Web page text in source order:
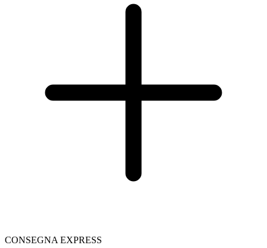
CONSEGNA EXPRESS